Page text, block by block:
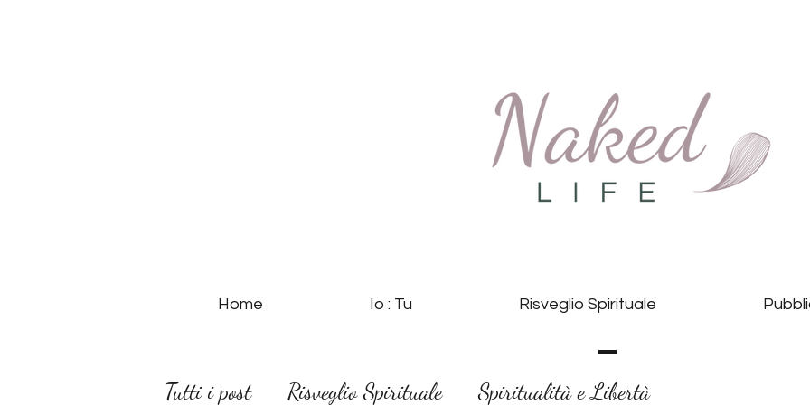
Home Io : Tu Risveglio Spirituale
Tutti i post Risveglio Spirituale Spiritualità e Libertà